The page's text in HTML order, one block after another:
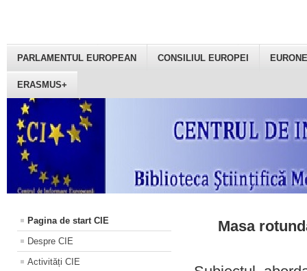
PARLAMENTUL EUROPEAN CONSILIUL EUROPEI
ERASMUS+
Pagina de start CIE
Despre CIE
Activități CIE
Masa